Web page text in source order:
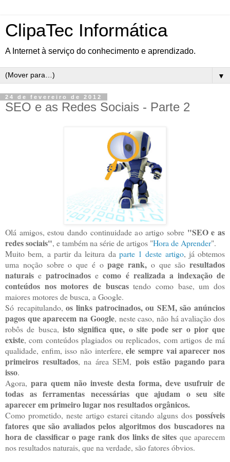
ClipaTec Informática
A Internet à serviço do conhecimento e aprendizado.
▼
24 de fevereiro de 2012
SEO e as Redes Sociais - Parte 2
Olá amigos, estou dando continuidade ao artigo sobre "SEO e as
redes sociais", e também na série de artigos "Hora de Aprender".
Muito bem, a partir da leitura da parte 1 deste artigo, já obtemos
uma noção sobre o que é opage rank, o que são resultados
naturais epatrocinadosecomo é realizada a indexação de
conteúdos nos motores de buscastendo como base, um dos
maiores motores de busca, a Google.
Só recapitulando,os links patrocinados, ou SEM, são anúncios
pagos que aparecem na Google, neste caso, não há avaliação dos
robôs de busca, isto significa que, o site pode ser o pior que
existe, com conteúdos plagiados ou replicados, com artigos de má
qualidade, enfim, isso não interfere,ele sempre vai aparecer nos
primeiros resultados, na área SEM, pois estão pagando para
isso.
Agora, para quem não investe desta forma, deve usufruir de
todas as ferramentas necessárias que ajudam o seu site
aparecer em primeiro lugar nos resultados orgânicos.
Como prometido, neste artigo estarei citando alguns dos possíveis
fatores que são avaliados pelos algoritmos dos buscadores na
hora de classificar o page rank dos links de sites que aparecem
nos resultados naturais, que na verdade, são fatores óbvios.